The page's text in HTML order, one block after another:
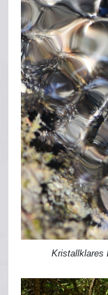
Kristallklares